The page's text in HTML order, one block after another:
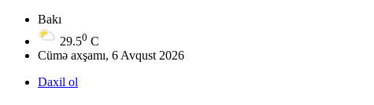
Bakı
29.50 C
Cümə axşamı, 6 Avqust 2026
Daxil ol